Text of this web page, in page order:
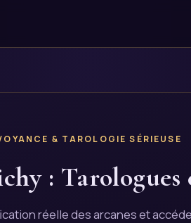
& TAROLOGIE SÉRIEUSE
:
réelle des arcanes et